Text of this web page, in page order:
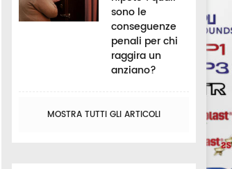
sono le
conseguenze
penali per chi
raggira un
anziano?
MOSTRA TUTTI GLI ARTICOLI